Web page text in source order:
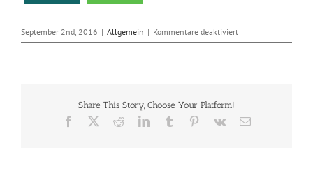
September 2nd, 2016 | Allgemein | Kommentare deaktiviertfür
Chrome
Share This Story, Choose Your Platform!
Facebook RedditLinkedInTumblr Pinterest
Vk
E-